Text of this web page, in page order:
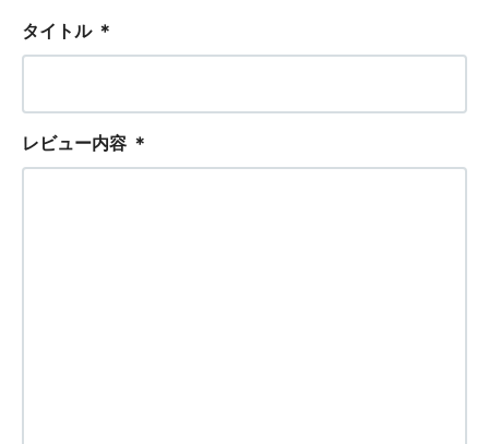
タイトル ＊
レビュー内容 ＊